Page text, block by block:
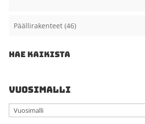
Päällirakenteet (46)
HAE KAIKISTA
VUOSIMALLI